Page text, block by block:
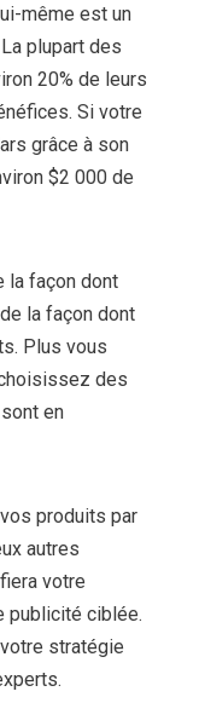
même est un
plupart des
20% de leurs
Si votre
grâce à son
$2 000 de
la façon dont
la façon dont
Plus vous
des
en
produits par
autres
votre
publicité ciblée.
stratégie